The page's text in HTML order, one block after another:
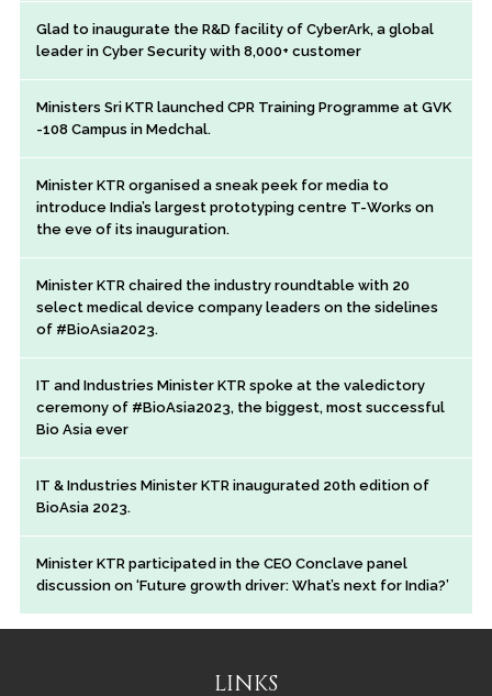
Glad to inaugurate the R&D facility of CyberArk, a global
leader in Cyber Security with 8,000+ customer
Ministers Sri KTR launched CPR Training Programme at GVK
-108 Campus in Medchal.
Minister KTR organised a sneak peek for media to
introduce India’s largest prototyping centre T-Works on
the eve of its inauguration.
Minister KTR chaired the industry roundtable with 20
select medical device company leaders on the sidelines
of #BioAsia2023.
IT and Industries Minister KTR spoke at the valedictory
ceremony of #BioAsia2023, the biggest, most successful
Bio Asia ever
IT & Industries Minister KTR inaugurated 20th edition of
BioAsia 2023.
Minister KTR participated in the CEO Conclave panel
discussion on ‘Future growth driver: What’s next for India?’
LINKS